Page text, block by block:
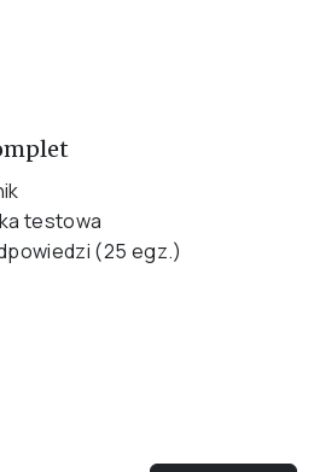
testowa
(25 egz.)